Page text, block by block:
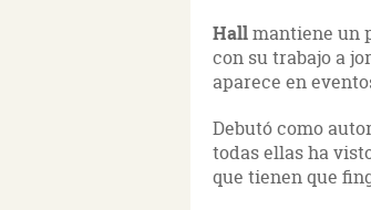
Hallmantiene un
con su trabajo a
aparece en
Debutó como
todas ellas ha
que tienen que